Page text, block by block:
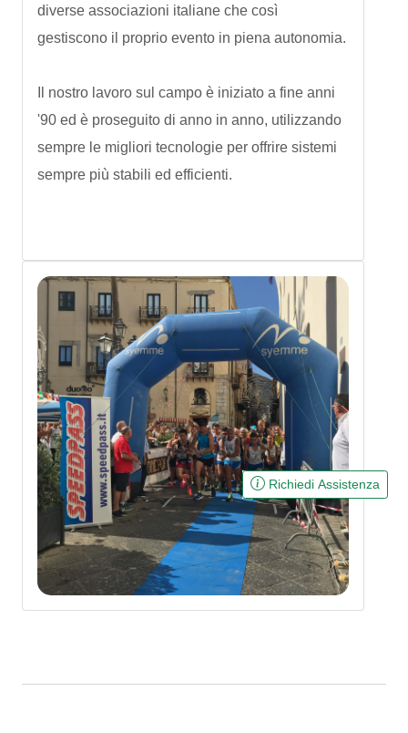
Richiedi Assistenza
diverse associazioni italiane che così
gestiscono il proprio evento in piena autonomia.
Il nostro lavoro sul campo è iniziato a fine anni
'90 ed è proseguito di anno in anno, utilizzando
sempre le migliori tecnologie per offrire sistemi
sempre più stabili ed efficienti.